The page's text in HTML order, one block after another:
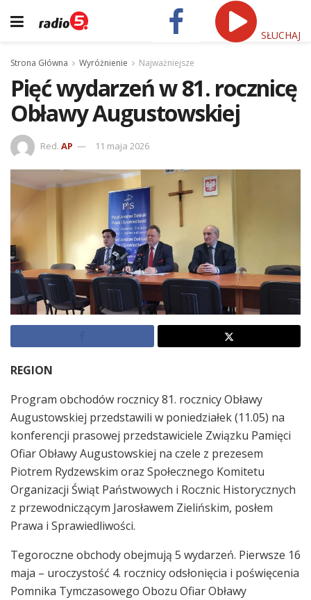
SŁUCHAJ
Strona Główna Wyróżnienie Najważniejsze
Pięć wydarzeń w 81. rocznicę
Obławy Augustowskiej
Red. AP 11 maja 2026
REGION
Program obchodów rocznicy 81. rocznicy Obławy
Augustowskiej przedstawili w poniedziałek (11.05) na
konferencji prasowej przedstawiciele Związku Pamięci
Ofiar Obławy Augustowskiej na czele z prezesem
Piotrem Rydzewskim oraz Społecznego Komitetu
Organizacji Świąt Państwowych i Rocznic Historycznych
z przewodniczącym Jarosławem Zielińskim, posłem
Prawa i Sprawiedliwości.
Tegoroczne obchody obejmują 5 wydarzeń. Pierwsze 16
maja – uroczystość 4. rocznicy odsłonięcia i poświęcenia
Pomnika Tymczasowego Obozu Ofiar Obławy